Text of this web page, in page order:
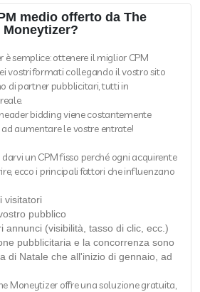
medio offerto da The
Moneytizer?
semplice: ottenere il miglior CPM
vostri formati collegando il vostro sito
di partner pubblicitari, tutti in
bidding viene costantemente
aumentare le vostre entrate!
un CPM fisso perché ogni acquirente
ecco i principali fattori che influenzano
visitatori
pubblico
annunci (visibilità, tasso di clic, ecc.)
pubblicitaria e la concorrenza sono
di Natale che all'inizio di gennaio, ad
Moneytizer offre una soluzione gratuita,